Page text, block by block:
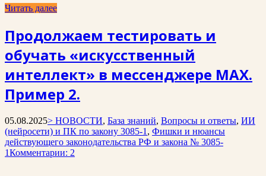
Читать далее
Продолжаем тестировать и
обучать «искусственный
интеллект» в мессенджере MAX.
Пример 2.
05.08.2025> НОВОСТИ, База знаний, Вопросы и ответы, ИИ
(нейросети) и ПК по закону 3085-1 , Фишки и нюансы
действующего законодательства РФ и закона № 3085-
1Комментарии: 2